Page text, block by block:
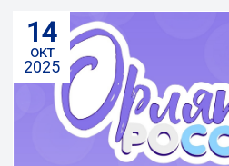
14
окт
2025